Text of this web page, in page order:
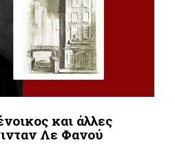
και άλλες
Λε Φανού